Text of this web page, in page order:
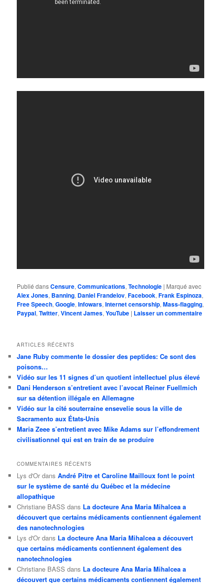
Publié dansCensure,Communications,Technologie | Marqué avec
Alex Jones, Banning, Daniel Frandelov,Facebook,Frank Espinoza,
Free Speech,Google,Infowars,Internet censorship,Mass-flagging,
Paypal,Twitter,Vincent James,YouTube | Laisser un commentaire
ARTICLES RÉCENTS
Jane Ruby commente le dossier des peptides: Ce sont des
poisons…
Vidéo sur les 11 signes d’un quotient intellectuel plus élevé
Dani Henderson s’entretient avec l’avocat Reiner Fuellmich
sur sa détention illégale en Allemagne
Vidéo sur la cité souterraine ensevelie sous la ville de
Sacramento aux États-Unis
Maria Zeee s’entretient avec Mike Adams sur l’effondrement
civilisationnel qui est en train de se produire
COMMENTAIRES RÉCENTS
Lys d'Or dansAndré Pitre et Caroline Mailloux font le point
sur le système de santé du Québec et la médecine
allopathique
Christiane BASS dans La docteure Ana Maria Mihalcea a
découvert que certains médicaments contiennent également
des nanotechnologies
Lys d'Or dans La docteure Ana Maria Mihalcea a découvert
que certains médicaments contiennent également des
nanotechnologies
Christiane BASS dans La docteure Ana Maria Mihalcea a
découvert que certains médicaments contiennent également